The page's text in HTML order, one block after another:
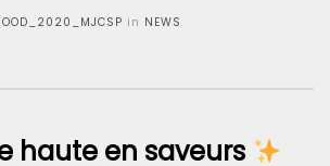
in NEWS
haute en saveurs